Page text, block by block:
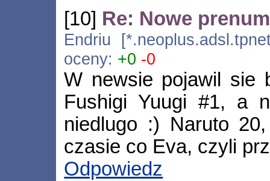
[10] Re: Nowe
Endriu
oceny: +0 -0
W newsie pojawil sie
Fushigi Yuugi #1, a
niedlugo :) Naruto
czasie co Eva, czyli
Odpowiedz